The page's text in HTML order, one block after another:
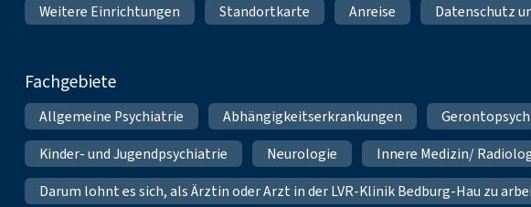
Weitere Einrichtungen
Standortkarte Anreise Datenschutz
Fachgebiete
Allgemeine Psychiatrie Abhängigkeitserkrankungen
Kinder- und Jugendpsychiatrie
Neurologie Innere Medizin/
Darum lohnt es sich, als Ärztin oder Arzt in der LVR-Klinik Bedburg-Hau zu